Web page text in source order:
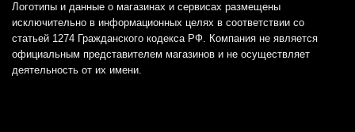
Логотипы и данные о магазинах и сервисах размещены
исключительно в информационных целях в соответствии со
статьей 1274 Гражданского кодекса РФ. Компания не является
официальным представителем магазинов и не осуществляет
деятельность от их имени.